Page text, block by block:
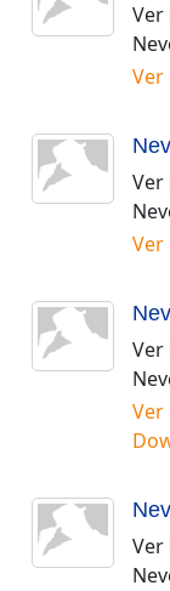
Ver
Ver
Ver
Ver
Ver
Ver
Ver